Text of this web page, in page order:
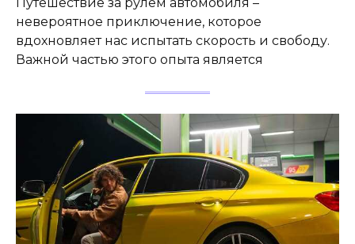
невероятное приключение, которое
вдохновляет нас испытать скорость и свободу.
Важной частью этого опыта является